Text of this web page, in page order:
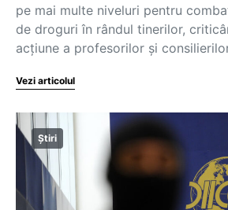
pe mai multe niveluri pentru
de droguri în rândul tinerilor,
acțiune a profesorilor și
Vezi articolul
Știri